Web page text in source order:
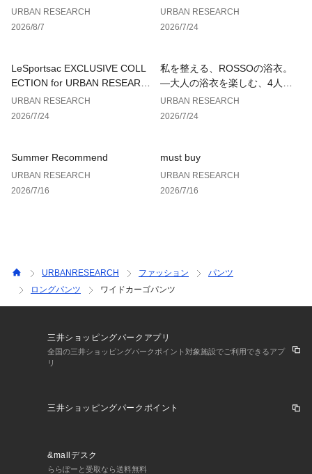
※商品の色味の目安は、商品単体の画像をご参照ください。
お気に入り登録された商品は、マイページにて現在の価格情報
や在庫状況の確認が可能です。
お買い物リストの管理にぜひご利用ください。
素材感
裏地 : なし
光沢 : なし
ポケット : あり
URBAN RESEARCH
2026/8/7
URBAN RESEARCH
2026/7/24
LeSportsac EXCLUSIVE COLL
ECTION for URBAN RESEARC
H
URBAN RESEARCH
2026/7/24
私を整える、ROSSOの浴衣。
—大人の浴衣を楽しむ、4人のT
IPS—
URBAN RESEARCH
2026/7/24
Summer Recommend
URBAN RESEARCH
2026/7/16
must buy
URBAN RESEARCH
2026/7/16
URBANRESEARCH ファッション
パンツ
ロングパンツ
ワイドカーゴパンツ
三井ショッピングパークアプリ
全国の三井ショッピングパークポイント対象施設でご利用できるアプ
リ
三井ショッピングパークポイント
&mallデスク
ららぽーと受取なら送料無料